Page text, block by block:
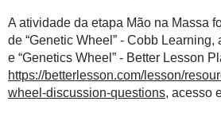
A atividade da etapa Mão na Massa
de “Genetic Wheel” - Cobb
e “Genetics Wheel” - Better Lesson
https://betterlesson.com/lesson/
wheel-discussion-questions, acesso